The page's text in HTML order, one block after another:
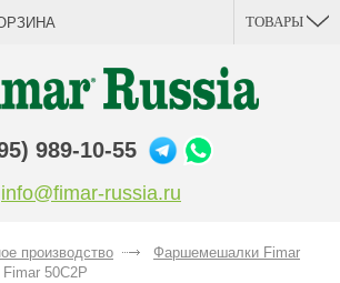
ТОВАРЫ
989-10-55
info@fimar-russia.ru
производство
Фаршемешалки Fimar
50C2P